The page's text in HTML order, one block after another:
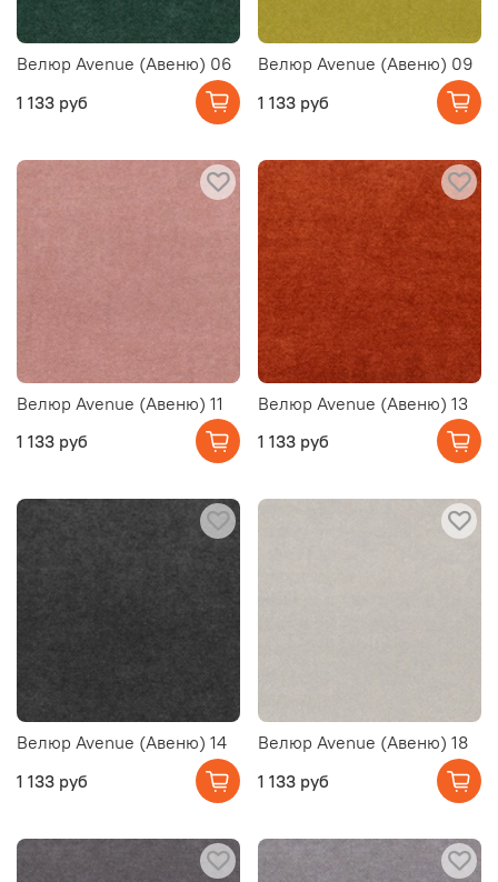
Велюр Avenue (Авеню) 06
1 133 руб
Велюр Avenue (Авеню) 09
1 133 руб
Велюр Avenue (Авеню) 11
1 133 руб
Велюр Avenue (Авеню) 13
1 133 руб
Велюр Avenue (Авеню) 14
1 133 руб
Велюр Avenue (Авеню) 18
1 133 руб